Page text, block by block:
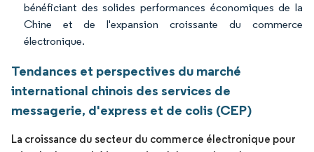
bénéficiant des solides performances économiques de la
Chine et de l'expansion croissante du commerce
électronique.
Tendances et perspectives du marché
international chinois des services de
messagerie, d'express et de colis (CEP)
La croissance du secteur du commerce électronique pour